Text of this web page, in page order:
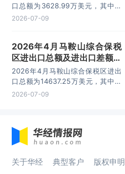
口总额为3628.99万美元，其中：
出口额为1562.95万美元，进口额为
2026-07-09
2026年4月马鞍山综合保税
区进出口总额及进出口差额统
计分析
2026年4月马鞍山综合保税区进出
口总额为14637.25万美元，其中：
出口额为14365.71万美元，进口额
2026-07-09
关于华经 典型客户 版权申明